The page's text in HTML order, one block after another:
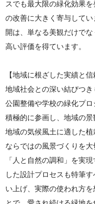
スでも最大限の緑化効果
の改善に大きく寄与して
開は、単なる美観だけで
高い評価を得ています。
【地域に根ざした実績と信
地域社会との深い結びつ
公園整備や学校の緑化プ
積極的に参画し、地域の景
地域の気候風土に適した
ならではの風景づくりを
「人と自然の調和」を実
した設計プロセスも特筆
い上げ、実際の使われ方